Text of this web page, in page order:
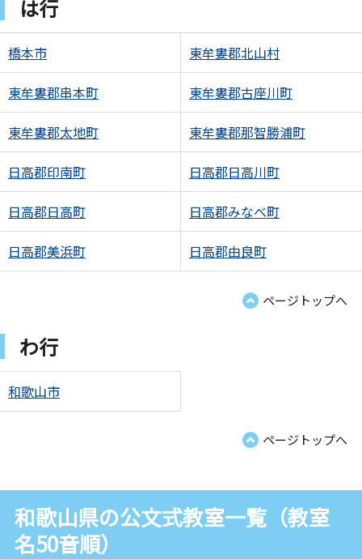
は行
橋本市 東牟婁郡北山村
東牟婁郡串本町 東牟婁郡古座川町
東牟婁郡太地町 東牟婁郡那智勝浦町
日高郡印南町 日高郡日高川町
日高郡日高町 日高郡みなべ町
日高郡美浜町 日高郡由良町
ページトップへ
わ行
和歌山市
ページトップへ
和歌山県の公文式教室一覧（教室
名50音順）